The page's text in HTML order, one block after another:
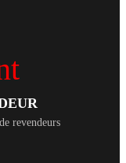
revendeurs